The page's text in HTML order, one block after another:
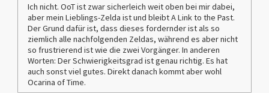
Ich nicht. OoT ist zwar sicherleich weit oben bei mir dabei,
aber mein Lieblings-Zelda ist und bleibt A Link to the Past.
Der Grund dafür ist, dass dieses fordernder ist als so
ziemlich alle nachfolgenden Zeldas, während es aber nicht
so frustrierend ist wie die zwei Vorgänger. In anderen
Worten: Der Schwierigkeitsgrad ist genau richtig. Es hat
auch sonst viel gutes. Direkt danach kommt aber wohl
Ocarina of Time.